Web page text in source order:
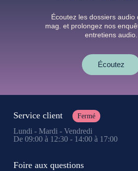
Écoutez les dossiers audio
mag. et prolongez nos
entretiens audio.
Écoutez
Service client Fermé
Lundi - Mardi - Vendredi
De 09:00 à 12:30 - 14:00 à 17:00
Foire aux questions